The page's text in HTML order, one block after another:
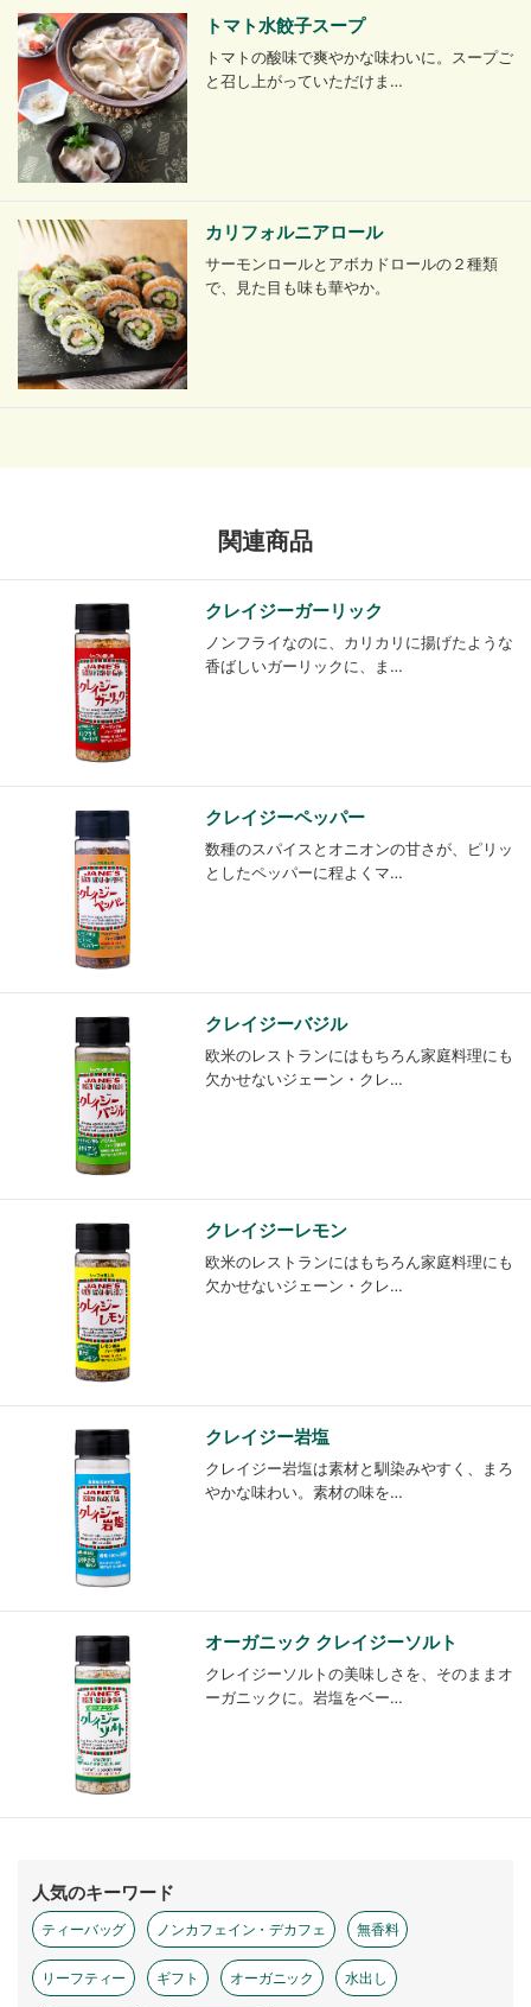
トマト水餃子スープ
トマトの酸味で爽やかな味わいに。スープご
と召し上がっていただけま…
カリフォルニアロール
サーモンロールとアボカドロールの２種類
で、見た目も味も華やか。
関連商品
クレイジーガーリック
ノンフライなのに、カリカリに揚げたような
香ばしいガーリックに、ま…
クレイジーペッパー
数種のスパイスとオニオンの甘さが、ピリッ
としたペッパーに程よくマ…
クレイジーバジル
欧米のレストランにはもちろん家庭料理にも
欠かせないジェーン・クレ…
クレイジーレモン
欧米のレストランにはもちろん家庭料理にも
欠かせないジェーン・クレ…
クレイジー岩塩
クレイジー岩塩は素材と馴染みやすく、まろ
やかな味わい。素材の味を…
オーガニック クレイジーソルト
クレイジーソルトの美味しさを、そのままオ
ーガニックに。岩塩をベー…
人気のキーワード
ティーバッグ ノンカフェイン・デカフェ 無香料
リーフティー ギフト オーガニック 水出し